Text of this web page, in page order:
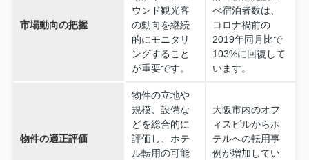
市場動向の把握
ウンド観光客
の動向を継続
的にモニタリ
ングすること
が重要です。
べ宿泊者数は、
コロナ禍前の
2019年同月比で
103%に回復して
います。
物件の適正評価
物件の立地や
規模、設備な
どを総合的に
評価し、ホテ
ル転用の可能
大阪市内のオフ
ィスビルからホ
テルへの転用事
例が増加してい